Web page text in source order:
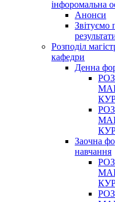
інфоромальна
Анонси
Звітуємо
Розподіл
кафедри
Денна
Заочна
навчання